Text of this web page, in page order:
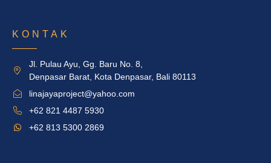
KONTAK
Jl. Pulau Ayu, Gg. Baru No. 8,
Denpasar Barat, Kota Denpasar, Bali 80113
linajayaproject@yahoo.com
+62 821 4487 5930
+62 813 5300 2869